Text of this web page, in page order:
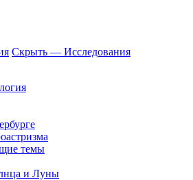
Скрыть — Исследования
темы
и Луны